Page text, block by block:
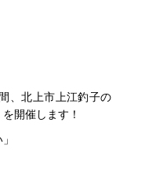
、北上市上江釣子の
開催します！